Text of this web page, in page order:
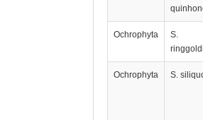
Ochrophyta
S.
Ochrophyta S.